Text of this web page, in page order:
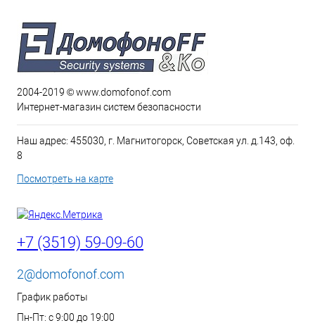
2004-2019 © www.domofonof.com
Интернет-магазин систем безопасности
Наш адрес: 455030, г. Магнитогорск, Советская ул. д.143, оф.
8
Посмотреть на карте
+7 (3519) 59-09-60
2@domofonof.com
График работы
Пн-Пт: с 9:00 до 19:00